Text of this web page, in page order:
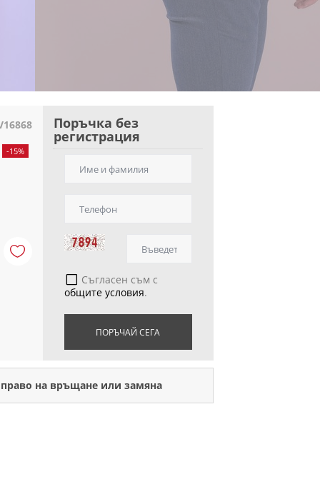
-15%
Поръчка без
регистрация
Съгласен съм с
общите условия.
ПОРЪЧАЙ СЕГА
на връщане или замяна